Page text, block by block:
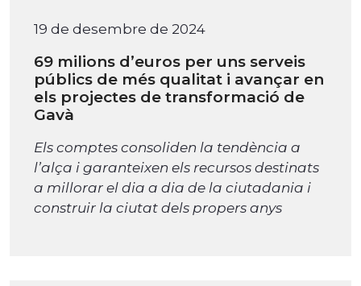
19 de desembre de 2024
69 milions d’euros per uns serveis
públics de més qualitat i avançar en
els projectes de transformació de
Gavà
Els comptes consoliden la tendència a
l’alça i garanteixen els recursos destinats
a millorar el dia a dia de la ciutadania i
construir la ciutat dels propers anys